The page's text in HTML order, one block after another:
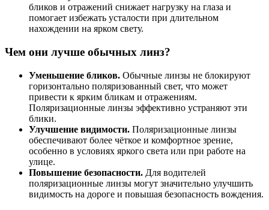
бликов и отражений снижает нагрузку на глаза и
помогает избежать усталости при длительном
нахождении на ярком свету.
Чем они лучше обычных линз?
Уменьшение бликов. Обычные линзы не блокируют
горизонтально поляризованный свет, что может
привести к ярким бликам и отражениям.
Поляризационные линзы эффективно устраняют эти
блики.
Улучшение видимости. Поляризационные линзы
обеспечивают более чёткое и комфортное зрение,
особенно в условиях яркого света или при работе на
улице.
Повышение безопасности. Для водителей
поляризационные линзы могут значительно улучшить
видимость на дороге и повышая безопасность вождения.